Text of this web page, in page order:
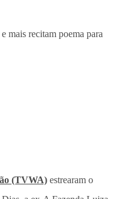
(TVWA) estrearam o